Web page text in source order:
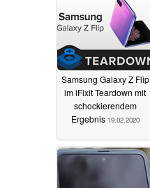
Samsung Galaxy Z Flip
im iFixit Teardown mit
schockierendem
Ergebnis 19.02.2020